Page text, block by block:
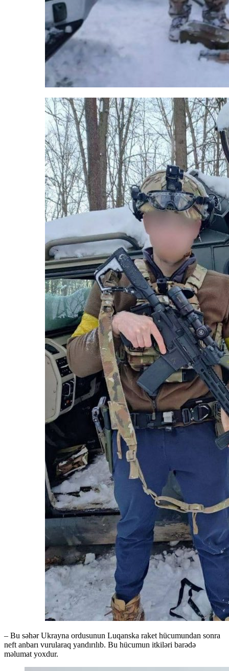
– Bu səhər Ukrayna ordusunun Luqanska raket hücumundan sonra
neft anbarı vurularaq yandırılıb. Bu hücumun itkiləri barədə
məlumat yoxdur.